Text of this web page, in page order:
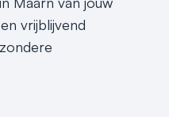
vrijblijvend